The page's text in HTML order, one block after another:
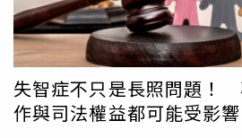
本。若房貸利率因升息而提高，或
未必會讓借款人受益，反而可能讓
馨也補充，如果房屋價格沒有持續
放大風險，而不是放大收益。因此
算」並不是所有人都適用的結論。
錢鎖死？不少短影音反對提前還款
秒殺，網站湧入4萬人同時搶票，再
驚人的號召力。面對歌迷熱烈支持
10日加開一場，讓更多ONEDOOR
票將於8月9日下午1點正式於拓元售
場成功加開演出，BOYNEXTDOOR
悅，6人興奮表示：「能再多一天和
失智症不只是長照問題！
作與司法權益都可能受影響